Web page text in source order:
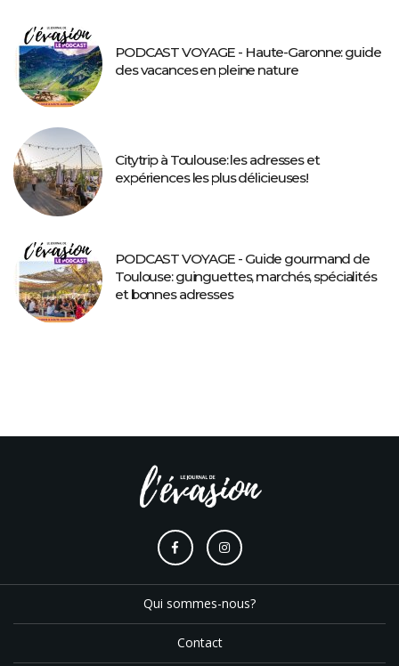
PODCAST VOYAGE - Haute-Garonne: guide
des vacances en pleine nature
Citytrip à Toulouse: les adresses et
expériences les plus délicieuses!
PODCAST VOYAGE - Guide gourmand de
Toulouse: guinguettes, marchés, spécialités
et bonnes adresses
Qui sommes-nous?
Contact